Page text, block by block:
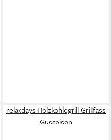
relaxdays Holzkohlegrill Grillfass
Gusseisen